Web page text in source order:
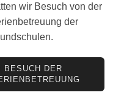
wir Besuch von der
der
BESUCH DER